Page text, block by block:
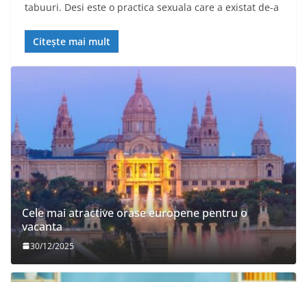
tabuuri. Desi este o practica sexuala care a existat de-a
Citește mai mult
Cele mai atractive orase europene pentru o
vacanta
30/12/2025